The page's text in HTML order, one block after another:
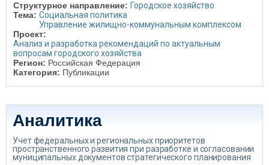
Структурное направление: Городское хозяйство
Тема: Социальная политика
Управление жилищно-коммунальным комплексом
Проект:
Анализ и разработка рекомендаций по актуальным
вопросам городского хозяйства
Регион: Российская Федерация
Категория: Публикации
Аналитика
Учет федеральных и региональных приоритетов
пространственного развития при разработке и согласовании
муниципальных документов стратегического планирования